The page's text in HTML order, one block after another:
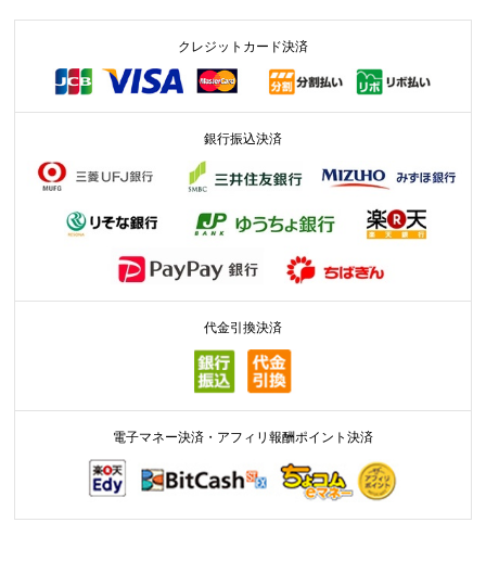
クレジットカード決済
銀行振込決済
代金引換決済
電子マネー決済・アフィリ報酬ポイント決済